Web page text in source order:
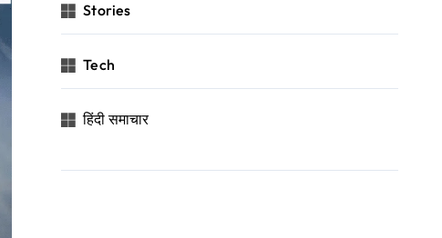
Stories
Tech
हिंदी समाचार